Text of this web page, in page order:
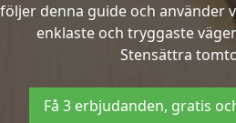
följer denna guide och använder
enklaste och tryggaste
Stensättra
Få 3 erbjudanden, gratis